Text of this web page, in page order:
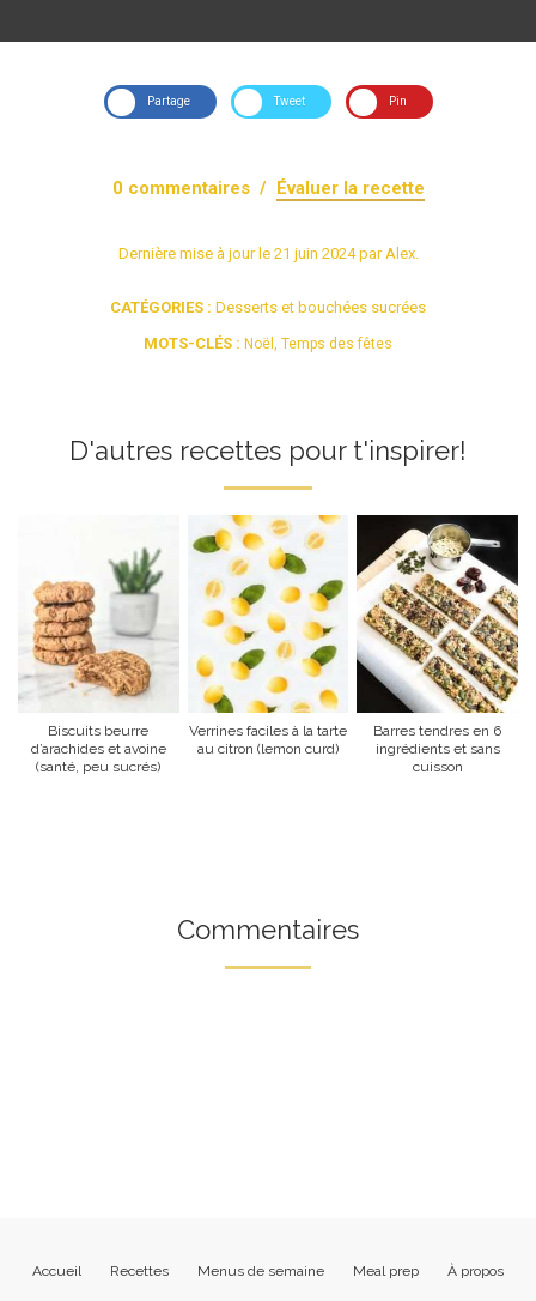
Partage Tweet Pin
0 commentaires / Évaluer la recette
Dernière mise à jour le 21 juin 2024parAlex.
CATÉGORIES : Desserts et bouchées sucrées
MOTS-CLÉS : Noël , Temps des fêtes
D'autres recettes pour t'inspirer!
Biscuits beurre
d’arachides et avoine
(santé, peu sucrés)
Verrines faciles à la tarte
au citron (lemon curd)
Barres tendres en 6
ingrédients et sans
cuisson
Commentaires
Accueil Recettes Menus de semaine Meal prep À propos